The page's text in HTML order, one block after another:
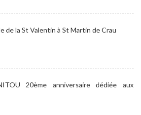
de la St Valentin à St Martin de Crau
20ème anniversaire dédiée aux